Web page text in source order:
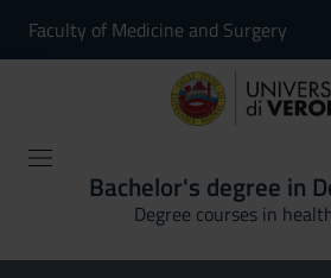
Faculty of Medicine and Surgery
Bachelor's degree in
Degree courses in